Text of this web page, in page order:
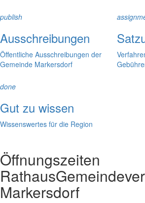
publish
Ausschreibungen
Öffentliche Ausschreibungen der
Gemeinde Markersdorf
done
Gut zu wissen
Wissenswertes für die Region
Öffnungszeiten
Rathaus
Markersdorf